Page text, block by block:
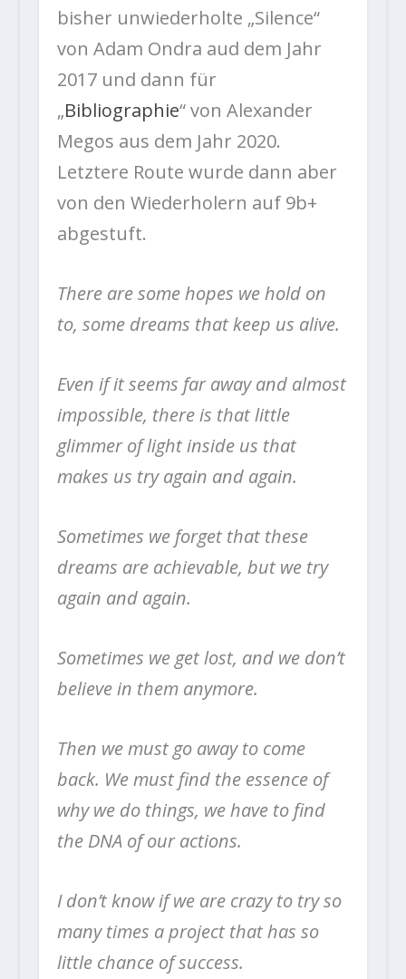
bisher unwiederholte „Silence“
von Adam Ondra aud dem Jahr
2017 und dann für
„Bibliographie“ von Alexander
Megos aus dem Jahr 2020.
Letztere Route wurde dann aber
von den Wiederholern auf 9b+
abgestuft.
There are some hopes we hold on
to, some dreams that keep us alive.
Even if it seems far away and almost
impossible, there is that little
glimmer of light inside us that
makes us try again and again.
Sometimes we forget that these
dreams are achievable, but we try
again and again.
Sometimes we get lost, and we don’t
believe in them anymore.
Then we must go away to come
back. We must find the essence of
why we do things, we have to find
the DNA of our actions.
I don’t know if we are crazy to try so
many times a project that has so
little chance of success.